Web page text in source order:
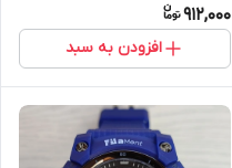
912,000
افزودن به سبد